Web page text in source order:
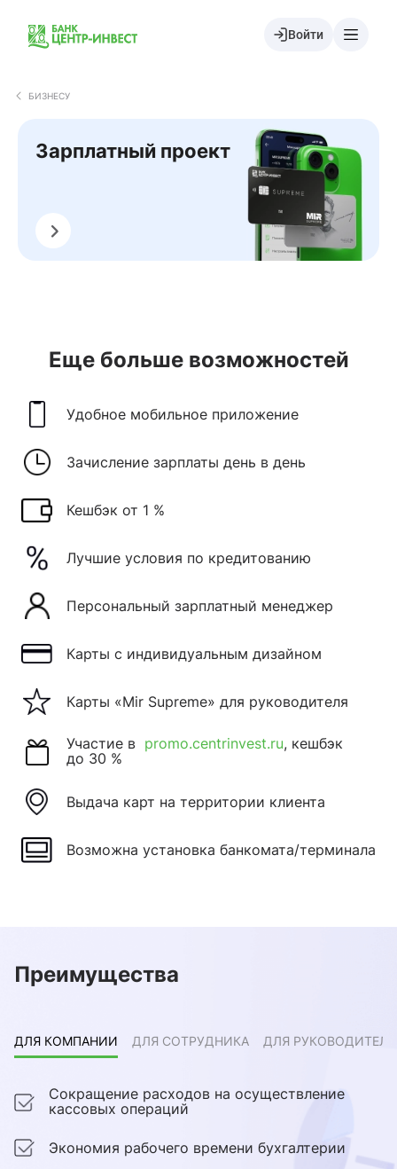
Войти
БИЗНЕСУ
Зарплатный проект
Подать заявку
Еще больше возможностей
Удобное мобильное приложение
Зачисление зарплаты день в день
Кешбэк от 1 %
Лучшие условия по кредитованию
Персональный зарплатный менеджер
Карты с индивидуальным дизайном
Карты «Mir Supreme» для руководителя
Участие в promo.centrinvest.ru, кешбэк
до 30 %
Выдача карт на территории клиента
Возможна установка банкомата/терминала
Преимущества
ДЛЯ КОМПАНИИ ДЛЯ СОТРУДНИКА ДЛЯ РУКОВОДИТЕЛЯ
Сокращение расходов на осуществление
кассовых операций
Экономия рабочего времени бухгалтерии